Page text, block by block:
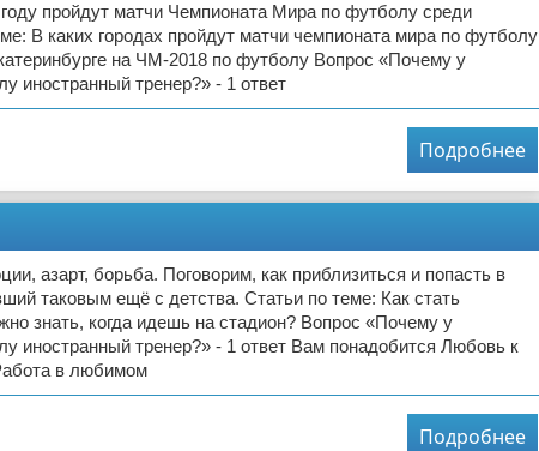
пройдут матчи Чемпионата Мира по футболу среди
В каких городах пройдут матчи чемпионата мира по футболу
на ЧМ-2018 по футболу Вопрос «Почему у
иностранный тренер?» - 1 ответ
Подробнее
азарт, борьба. Поговорим, как приблизиться и попасть в
таковым ещё с детства. Статьи по теме: Как стать
знать, когда идешь на стадион? Вопрос «Почему у
иностранный тренер?» - 1 ответ Вам понадобится Любовь к
в любимом
Подробнее